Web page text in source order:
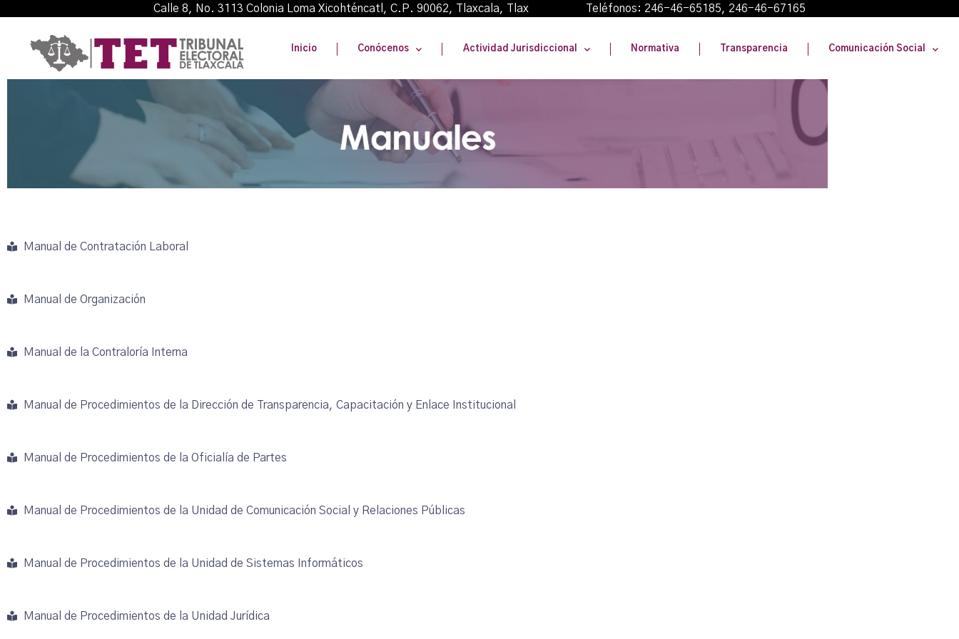
Calle 8, No. 3113 Colonia Loma Xicohténcatl, C.P. 90062, Tlaxcala, Tlax Teléfonos: 246-46-65185, 246-46-67165
Inicio Conócenos Actividad Jurisdiccional Normativa Transparencia Comunicación Social
Manual de Contratación Laboral
Manual de Organización
Manual de la Contraloría Interna
Manual de Procedimientos de la Dirección de Transparencia, Capacitación y Enlace Institucional
Manual de Procedimientos de la Oficialía de Partes
Manual de Procedimientos de la Unidad de Comunicación Social y Relaciones Públicas
Manual de Procedimientos de la Unidad de Sistemas Informáticos
Manual de Procedimientos de la Unidad Jurídica